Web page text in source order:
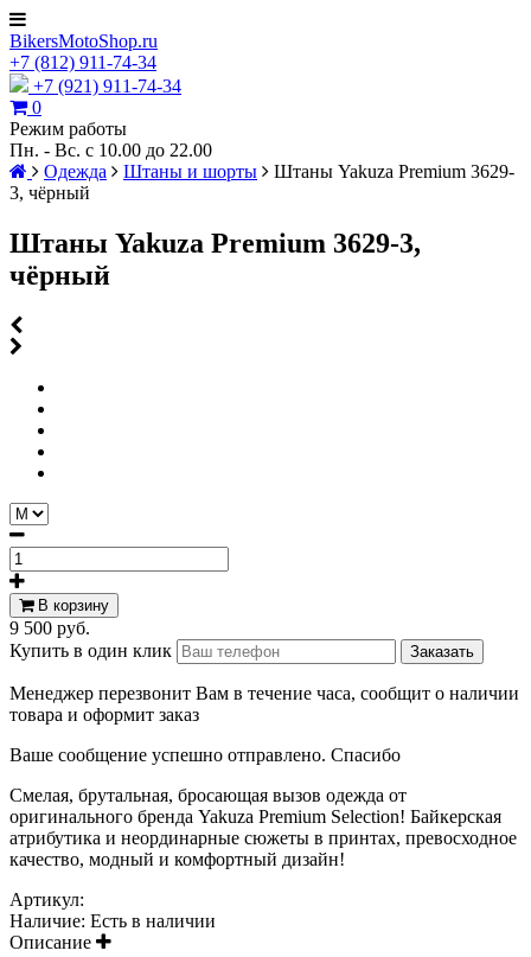
BikersMotoShop.ru
+7 (812) 911-74-34
+7 (921) 911-74-34
0
Режим работы
Пн. - Вс. с 10.00 до 22.00
Одежда
Штаны и шорты
Штаны Yakuza Premium 3629-
3, чёрный
Штаны Yakuza Premium 3629-3,
чёрный
В корзину
9 500 руб.
Купить в один клик
Менеджер перезвонит Вам в течение часа, сообщит о наличии
товара и оформит заказ
Ваше сообщение успешно отправлено. Спасибо
Смелая, брутальная, бросающая вызов одежда от
оригинального бренда Yakuza Premium Selection! Байкерская
атрибутика и неординарные сюжеты в принтах, превосходное
качество, модный и комфортный дизайн!
Артикул:
Наличие: Есть в наличии
Описание